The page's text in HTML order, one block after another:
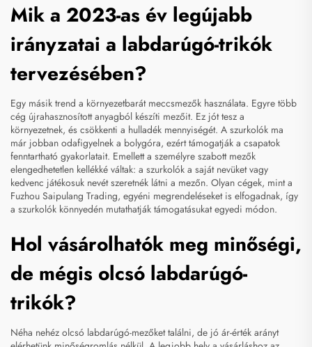
Mik a 2023-as év legújabb
irányzatai a labdarúgó-trikók
tervezésében?
Egy másik trend a környezetbarát meccsmezők használata. Egyre több
cég újrahasznosított anyagból készíti mezőit. Ez jót tesz a
környezetnek, és csökkenti a hulladék mennyiségét. A szurkolók ma
már jobban odafigyelnek a bolygóra, ezért támogatják a csapatok
fenntartható gyakorlatait. Emellett a személyre szabott mezők
elengedhetetlen kellékké váltak: a szurkolók a saját nevüket vagy
kedvenc játékosuk nevét szeretnék látni a mezőn. Olyan cégek, mint a
Fuzhou Saipulang Trading, egyéni megrendeléseket is elfogadnak, így
a szurkolók könnyedén mutathatják támogatásukat egyedi módon.
Hol vásárolhatók meg minőségi,
de mégis olcsó labdarúgó-
trikók?
Néha nehéz olcsó labdarúgó-mezőket találni, de jó ár-érték arányt